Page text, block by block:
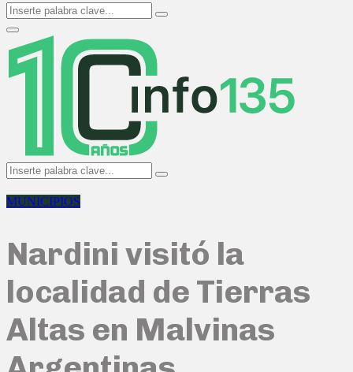
Search
for:
Search
Primary
Menu
Search
for:
Search
MUNICIPIOS
Nardini visitó la
localidad de Tierras
Altas en Malvinas